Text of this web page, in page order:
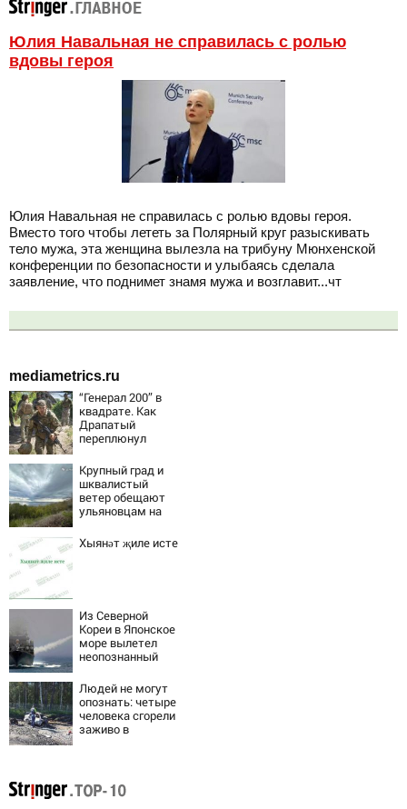
Юлия Навальная не справилась с ролью
вдовы героя
Юлия Навальная не справилась с ролью вдовы героя.
Вместо того чтобы лететь за Полярный круг разыскивать
тело мужа, эта женщина вылезла на трибуну Мюнхенской
конференции по безопасности и улыбаясь сделала
заявление, что поднимет знамя мужа и возглавит...чт
mediametrics.ru
“Генерал 200” в
квадрате. Как
Драпатый
переплюнул
Крупный град и
шквалистый
ветер обещают
ульяновцам на
Хыянәт җиле исте
Из Северной
Кореи в Японское
море вылетел
неопознанный
Людей не могут
опознать: четыре
человека сгорели
заживо в
Новости